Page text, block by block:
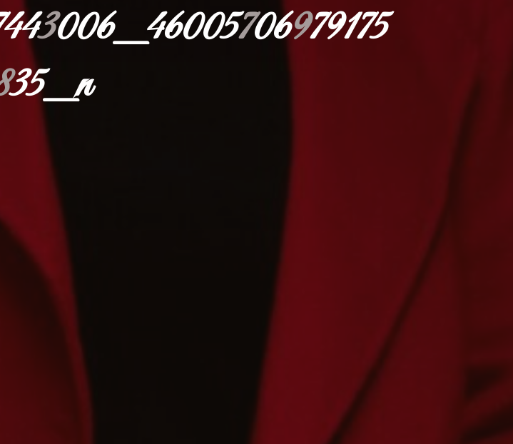
443006_46005706979175
35_n